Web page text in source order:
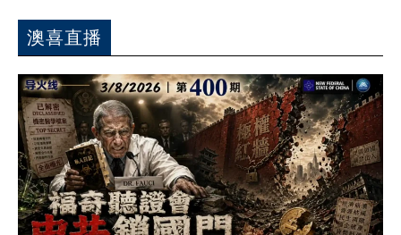
澳喜直播